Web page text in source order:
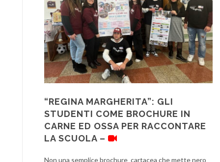
“REGINA MARGHERITA”: GLI
STUDENTI COME BROCHURE IN
CARNE ED OSSA PER RACCONTARE
LA SCUOLA –
Non una semplice brochure cartacea che mette nero